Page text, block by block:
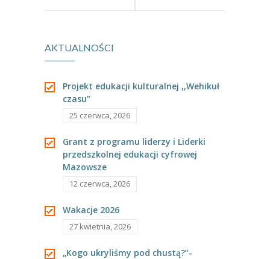
grupie II
AKTUALNOŚCI
Projekt edukacji kulturalnej ,,Wehikuł
czasu”
25 czerwca, 2026
Grant z programu liderzy i Liderki
przedszkolnej edukacji cyfrowej
Mazowsze
12 czerwca, 2026
Wakacje 2026
27 kwietnia, 2026
„Kogo ukryliśmy pod chustą?”-